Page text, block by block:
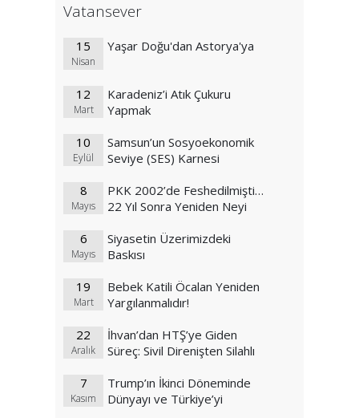
Vatansever
15
Nisan
Yaşar Doğu'dan Astorya'ya
12
Mart
Karadeniz’i Atık Çukuru
Yapmak
10
Eylül
Samsun’un Sosyoekonomik
Seviye (SES) Karnesi
8
Mayıs
PKK 2002’de Feshedilmişti…
22 Yıl Sonra Yeniden Neyi
6
Mayıs
Siyasetin Üzerimizdeki
Baskısı
19
Mart
Bebek Katili Öcalan Yeniden
Yargılanmalıdır!
22
Aralık
İhvan’dan HTŞ’ye Giden
Süreç: Sivil Direnişten Silahlı
7
Kasım
Trump’ın İkinci Döneminde
Dünyayı ve Türkiye’yi